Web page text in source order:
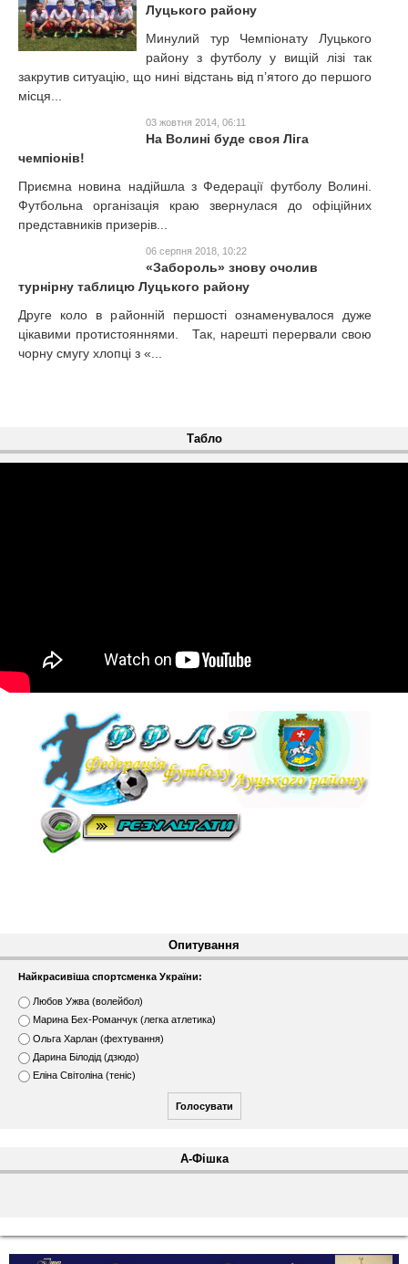
Луцького району
Минулий тур Чемпіонату Луцького
району з футболу у вищій лізі так
закрутив ситуацію, що нині відстань від п’ятого до першого
місця...
03 жовтня 2014, 06:11
На Волині буде своя Ліга
чемпіонів!
Приємна новина надійшла з Федерації футболу Волині.
Футбольна організація краю звернулася до офіційних
представників призерів...
06 серпня 2018, 10:22
«Забороль» знову очолив
турнірну таблицю Луцького району
Друге коло в районній першості ознаменувалося дуже
цікавими протистояннями. Так, нарешті перервали свою
чорну смугу хлопці з «...
Табло
Опитування
Найкрасивіша спортсменка України:
В
а
р
і
а
н
Любов Ужва (волейбол)
Марина Бех-Романчук (легка атлетика)
Ольга Харлан (фехтування)
Дарина Білодід (дзюдо)
Еліна Світоліна (теніс)
А-Фішка